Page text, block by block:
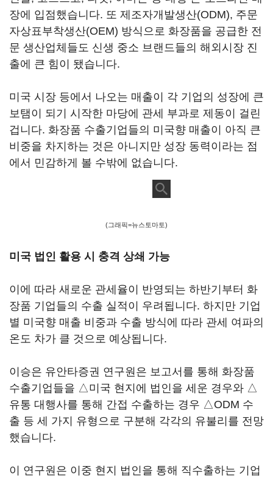
장에 입점했습니다. 또 제조자개발생산(ODM), 주문
자상표부착생산(OEM) 방식으로 화장품을 공급한 전
문 생산업체들도 신생 중소 브랜드들의 해외시장 진
출에 큰 힘이 됐습니다.
미국 시장 등에서 나오는 매출이 각 기업의 성장에 큰
보탬이 되기 시작한 마당에 관세 부과로 제동이 걸린
겁니다. 화장품 수출기업들의 미국향 매출이 아직 큰
비중을 차지하는 것은 아니지만 성장 동력이라는 점
에서 민감하게 볼 수밖에 없습니다.
(그래픽=뉴스토마토)
미국 법인 활용 시 충격 상쇄 가능
이에 따라 새로운 관세율이 반영되는 하반기부터 화
장품 기업들의 수출 실적이 우려됩니다. 하지만 기업
별 미국향 매출 비중과 수출 방식에 따라 관세 여파의
온도 차가 클 것으로 예상됩니다.
이승은 유안타증권 연구원은 보고서를 통해 화장품
수출기업들을 △미국 현지에 법인을 세운 경우와 △
유통 대행사를 통해 간접 수출하는 경우 △ODM 수
출 등 세 가지 유형으로 구분해 각각의 유불리를 전망
했습니다.
이 연구원은 이중 현지 법인을 통해 직수출하는 기업